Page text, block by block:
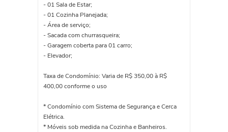
- 01 Sala de Estar;
- 01 Cozinha Planejada;
- Área de serviço;
- Sacada com churrasqueira;
- Garagem coberta para 01 carro;
- Elevador;
Taxa de Condomínio: Varia de R$ 350,00 à R$
400,00 conforme o uso
* Condomínio com Sistema de Segurança e Cerca
Elétrica.
* Móveis sob medida na Cozinha e Banheiros.